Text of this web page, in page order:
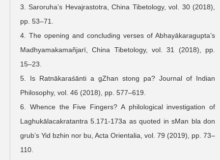
3. Saroruha’s Hevajrastotra, China Tibetology, vol. 30 (2018),
pp. 53–71.
4. The opening and concluding verses of Abhayākaragupta’s
Madhyamakamañjarī, China Tibetology, vol. 31 (2018), pp.
15–23.
5. Is Ratnākaraśānti a gZhan stong pa? Journal of Indian
Philosophy, vol. 46 (2018), pp. 577–619.
6. Whence the Five Fingers? A philological investigation of
Laghukālacakratantra 5.171-173a as quoted in sMan bla don
grub’s Yid bzhin nor bu, Acta Orientalia, vol. 79 (2019), pp. 73–
110.